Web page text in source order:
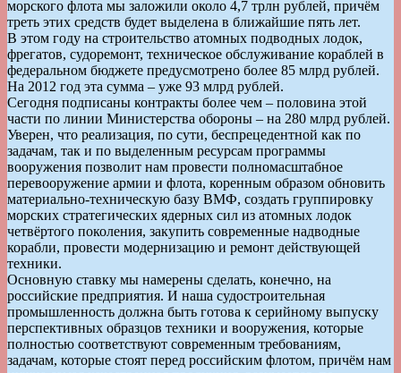
морского флота мы заложили около 4,7 трлн рублей, причём
треть этих средств будет выделена в ближайшие пять лет.
В этом году на строительство атомных подводных лодок,
фрегатов, судоремонт, техническое обслуживание кораблей в
федеральном бюджете предусмотрено более 85 млрд рублей.
На 2012 год эта сумма – уже 93 млрд рублей.
Сегодня подписаны контракты более чем – половина этой
части по линии Министерства обороны – на 280 млрд рублей.
Уверен, что реализация, по сути, беспрецедентной как по
задачам, так и по выделенным ресурсам программы
вооружения позволит нам провести полномасштабное
перевооружение армии и флота, коренным образом обновить
материально-техническую базу ВМФ, создать группировку
морских стратегических ядерных сил из атомных лодок
четвёртого поколения, закупить современные надводные
корабли, провести модернизацию и ремонт действующей
техники.
Основную ставку мы намерены сделать, конечно, на
российские предприятия. И наша судостроительная
промышленность должна быть готова к серийному выпуску
перспективных образцов техники и вооружения, которые
полностью соответствуют современным требованиям,
задачам, которые стоят перед российским флотом, причём нам